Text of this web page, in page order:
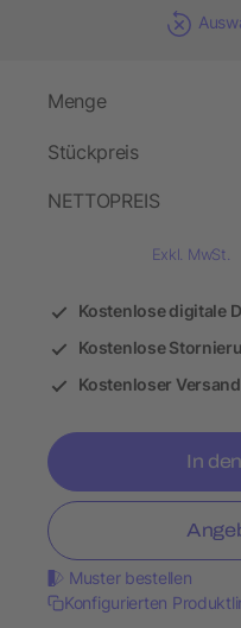
Menge
Stückpreis
NETTOPREIS
Exkl. MwSt.
Kostenlose digitale
Kostenlose
Kostenloser Versand
In
Muster bestellen
Konfigurierten